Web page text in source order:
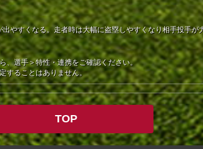
出やすくなる。走者時は大幅に盗塁しやすくなり相手投手が
、選手＞特性・連携をご確認ください。
することはありません。
TOP